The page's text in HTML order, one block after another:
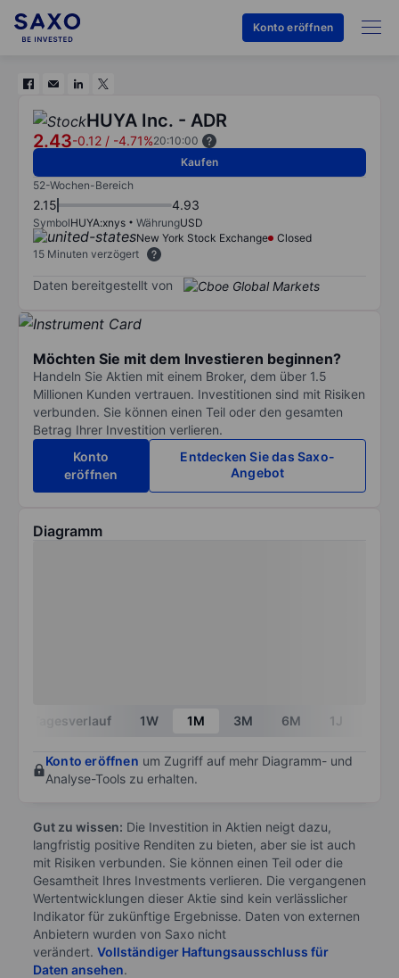
Konto eröffnen
HUYA Inc. - ADR
2.43-0.12 / -4.71%20:10:00
Kaufen
52-Wochen-Bereich
2.15 4.93
SymbolHUYA:xnys WährungUSD
New York Stock Exchange
Closed
15 Minuten verzögert
Daten bereitgestellt von
Möchten Sie mit dem Investieren beginnen?
Handeln Sie Aktien mit einem Broker, dem über 1.5
Millionen Kunden vertrauen. Investitionen sind mit Risiken
verbunden. Sie können einen Teil oder den gesamten
Betrag Ihrer Investition verlieren.
Konto
eröffnen
Entdecken Sie das Saxo-
Angebot
Diagramm
Tagesverlauf 1W 1M 3M 6M 1J
Konto eröffnen um Zugriff auf mehr Diagramm- und
Analyse-Tools zu erhalten.
Gut zu wissen: Die Investition in Aktien neigt dazu,
langfristig positive Renditen zu bieten, aber sie ist auch
mit Risiken verbunden. Sie können einen Teil oder die
Gesamtheit Ihres Investments verlieren. Die vergangenen
Wertentwicklungen dieser Aktie sind kein verlässlicher
Indikator für zukünftige Ergebnisse. Daten von externen
Anbietern wurden von Saxo nicht
verändert. Vollständiger Haftungsausschluss für
Daten ansehen.